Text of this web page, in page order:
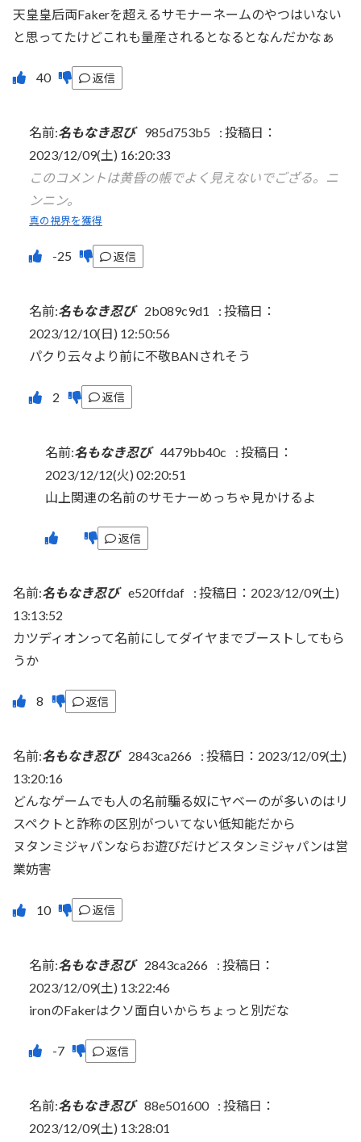
天皇皇后両Fakerを超えるサモナーネームのやつはいない
と思ってたけどこれも量産されるとなるとなんだかなぁ
返信
名前:名もなき忍び 985d753b5 : 投稿日：
2023/12/09(土) 16:20:33
このコメントは黄昏の帳でよく見えないでござる。ニ
ンニン。
真の視界を獲得
返信
名前:名もなき忍び 2b089c9d1 : 投稿日：
2023/12/10(日) 12:50:56
パクり云々より前に不敬BANされそう
返信
名前:名もなき忍び 4479bb40c : 投稿日：
2023/12/12(火) 02:20:51
山上関連の名前のサモナーめっちゃ見かけるよ
返信
名前:名もなき忍び e520ffdaf : 投稿日：2023/12/09(土)
13:13:52
カツディオンって名前にしてダイヤまでブーストしてもら
うか
返信
名前:名もなき忍び 2843ca266 : 投稿日：2023/12/09(土)
13:20:16
どんなゲームでも人の名前騙る奴にヤベーのが多いのはリ
スペクトと詐称の区別がついてない低知能だから
ヌタンミジャパンならお遊びだけどスタンミジャパンは営
業妨害
返信
名前:名もなき忍び 2843ca266 : 投稿日：
2023/12/09(土) 13:22:46
ironのFakerはクソ面白いからちょっと別だな
返信
名前:名もなき忍び 88e501600 : 投稿日：
2023/12/09(土) 13:28:01